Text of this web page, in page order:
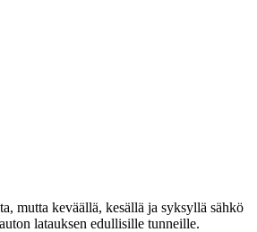
mutta keväällä, kesällä ja syksyllä sähkö
latauksen edullisille tunneille.